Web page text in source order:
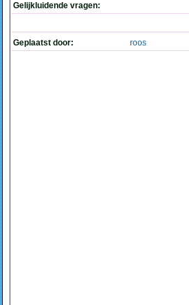
Gelijkluidende vragen:
Geplaatst door: roos